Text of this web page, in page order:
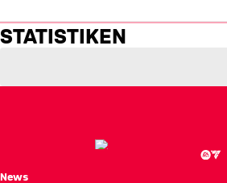
FC Schalke 04 gegen FC Bayern München
Statistiken:
STATISTIKEN
News